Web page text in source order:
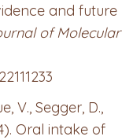
and future
of Molecular
V., Segger, D.,
Oral intake of